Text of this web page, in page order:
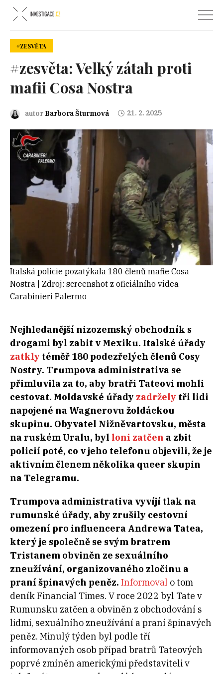
#ZESVĚTA
#zesvěta: Velký zátah proti
mafii Cosa Nostra
autor Barbora Šturmová 21. 2. 2025
Italská policie pozatýkala 180 členů mafie Cosa
Nostra | Zdroj: screenshot z oficiálního videa
Carabinieri Palermo
Nejhledanější nizozemský obchodník s
drogami byl zabit v Mexiku. Italské úřady
zatkly téměř 180 podezřelých členů Cosy
Nostry. Trumpova administrativa se
přimluvila za to, aby bratři Tateovi mohli
cestovat. Moldavské úřady zadržely tři lidi
napojené na Wagnerovu žoldáckou
skupinu. Obyvatel Nižněvartovsku, města
na ruském Uralu, byl loni zatčen a zbit
policií poté, co v jeho telefonu objevili, že je
aktivním členem několika queer skupin
na Telegramu.
Trumpova administrativa vyvíjí tlak na
rumunské úřady, aby zrušily cestovní
omezení pro influencera Andrewa Tatea,
který je společně se svým bratrem
Tristanem obviněn ze sexuálního
zneužívání, organizovaného zločinu a
praní špinavých peněz. Informoval o tom
deník Financial Times. V roce 2022 byl Tate v
Rumunsku zatčen a obviněn z obchodování s
lidmi, sexuálního zneužívání a praní špinavých
peněz. Minulý týden byl podle tří
informovaných osob případ bratrů Tateových
poprvé zmíněn americkými představiteli v